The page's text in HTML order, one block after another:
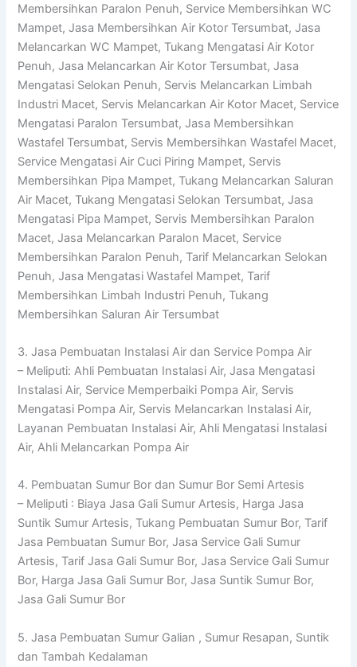
Membersihkan Paralon Penuh, Service Membersihkan WC
Mampet, Jasa Membersihkan Air Kotor Tersumbat, Jasa
Melancarkan WC Mampet, Tukang Mengatasi Air Kotor
Penuh, Jasa Melancarkan Air Kotor Tersumbat, Jasa
Mengatasi Selokan Penuh, Servis Melancarkan Limbah
Industri Macet, Servis Melancarkan Air Kotor Macet, Service
Mengatasi Paralon Tersumbat, Jasa Membersihkan
Wastafel Tersumbat, Servis Membersihkan Wastafel Macet,
Service Mengatasi Air Cuci Piring Mampet, Servis
Membersihkan Pipa Mampet, Tukang Melancarkan Saluran
Air Macet, Tukang Mengatasi Selokan Tersumbat, Jasa
Mengatasi Pipa Mampet, Servis Membersihkan Paralon
Macet, Jasa Melancarkan Paralon Macet, Service
Membersihkan Paralon Penuh, Tarif Melancarkan Selokan
Penuh, Jasa Mengatasi Wastafel Mampet, Tarif
Membersihkan Limbah Industri Penuh, Tukang
Membersihkan Saluran Air Tersumbat
3. Jasa Pembuatan Instalasi Air dan Service Pompa Air
– Meliputi: Ahli Pembuatan Instalasi Air, Jasa Mengatasi
Instalasi Air, Service Memperbaiki Pompa Air, Servis
Mengatasi Pompa Air, Servis Melancarkan Instalasi Air,
Layanan Pembuatan Instalasi Air, Ahli Mengatasi Instalasi
Air, Ahli Melancarkan Pompa Air
4. Pembuatan Sumur Bor dan Sumur Bor Semi Artesis
– Meliputi : Biaya Jasa Gali Sumur Artesis, Harga Jasa
Suntik Sumur Artesis, Tukang Pembuatan Sumur Bor, Tarif
Jasa Pembuatan Sumur Bor, Jasa Service Gali Sumur
Artesis, Tarif Jasa Gali Sumur Bor, Jasa Service Gali Sumur
Bor, Harga Jasa Gali Sumur Bor, Jasa Suntik Sumur Bor,
Jasa Gali Sumur Bor
5. Jasa Pembuatan Sumur Galian , Sumur Resapan, Suntik
dan Tambah Kedalaman